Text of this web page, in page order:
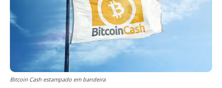
Bitcoin Cash estampado em bandeira